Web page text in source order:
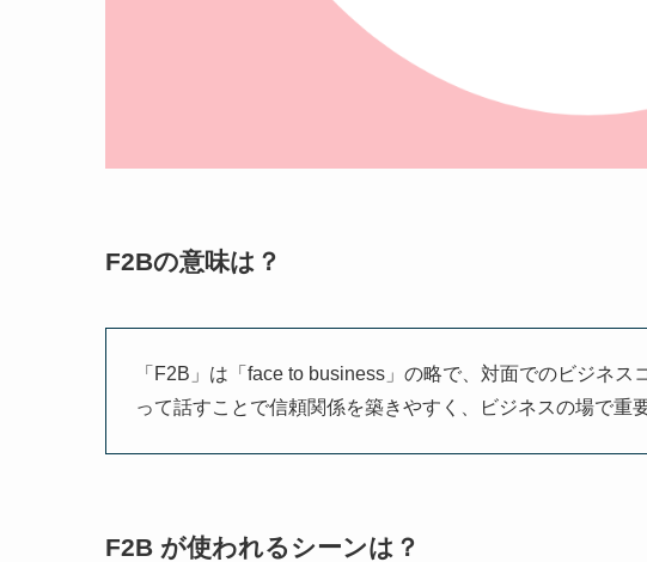
F2Bの意味は？
「F2B」は「face to business」の略で、対面でのビジネ
って話すことで信頼関係を築きやすく、ビジネスの場で重
F2B が使われるシーンは？